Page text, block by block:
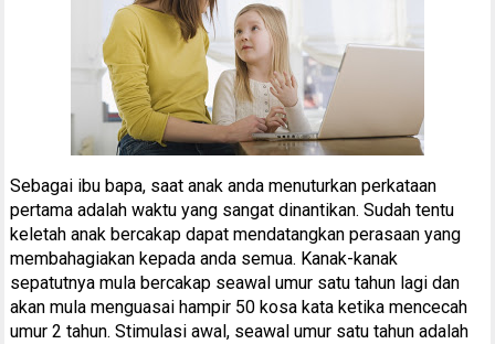
Sebagai ibu bapa, saat anak anda menuturkan perkataan
pertama adalah waktu yang sangat dinantikan. Sudah tentu
keletah anak bercakap dapat mendatangkan perasaan yang
membahagiakan kepada anda semua. Kanak-kanak
sepatutnya mula bercakap seawal umur satu tahun lagi dan
akan mula menguasai hampir 50 kosa kata ketika mencecah
umur 2 tahun. Stimulasi awal, seawal umur satu tahun adalah